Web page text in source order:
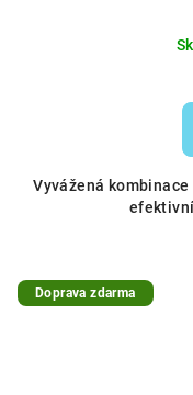
Vyvážená
Doprava zdarma